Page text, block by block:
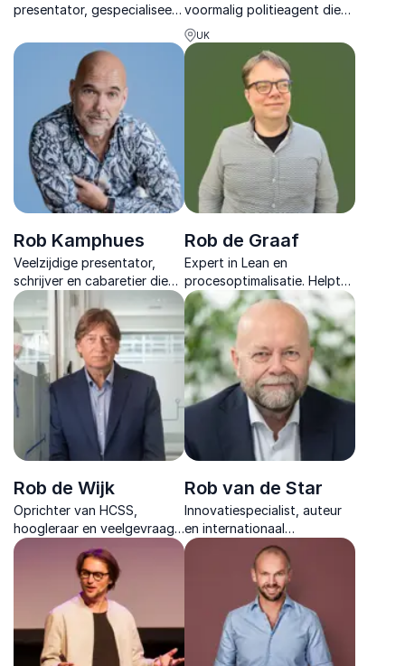
presentator, gespecialiseerd
(vrouwen)sport. Maakt
complexe thema’s
toegankelijk.
voormalig politieagent die
organisaties inspireert met
eerlijke verhalen over
veerkracht, mentale
gezondheid en presteren
onder druk.
UK
Rob Kamphues
Veelzijdige presentator,
schrijver en cabaretier die
humor en levenswijsheid
combineert in inspirerende
lezingen.
Rob de Graaf
Expert in Lean en
procesoptimalisatie. Helpt
organisaties verspillingen te
elimineren en werkprocessen
efficiënter en effectiever te
maken.
Rob de Wijk
Oprichter van HCSS,
hoogleraar en veelgevraagd
spreker over geopolitiek,
veiligheid en mondiale
machtsverschuivingen.
Rob van de Star
Innovatiespecialist, auteur
en internationaal
keynotespreker die Agentic
AI, Physical AI en humanoid
robots vertaalt naar
concrete bedrijfsstrategie.